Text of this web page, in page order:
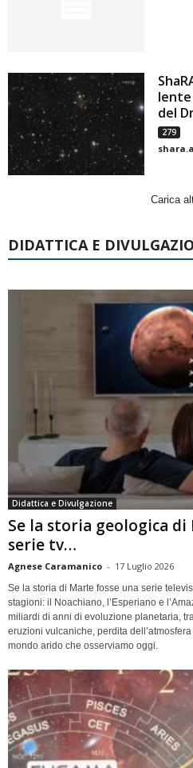
lente
del
279
Carica
DIDATTICA E
Didattica e Divulgazione
Se la storia geologica di
serie tv…
Agnese Caramanico - 17 Luglio 2026
Se la storia di Marte fosse una serie
stagioni: il Noachiano, l’Esperiano e
miliardi di anni di evoluzione planetaria,
eruzioni vulcaniche, perdita
mondo arido che osserviamo oggi.